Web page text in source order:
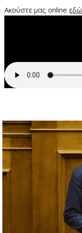
Ακούστε μας onlineεδώ